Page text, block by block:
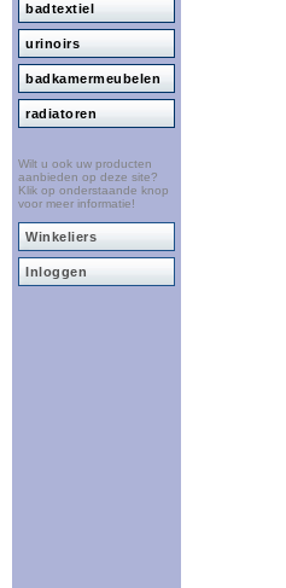
badtextiel
urinoirs
badkamermeubelen
radiatoren
Wilt u ook uw producten
aanbieden op deze site?
Klik op onderstaande knop
voor meer informatie!
Winkeliers
Inloggen